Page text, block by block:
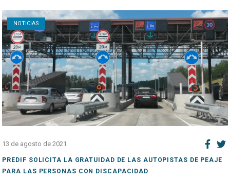
NOTICIAS
Open post
13 de agosto de 2021
PREDIF SOLICITA LA GRATUIDAD DE LAS AUTOPISTAS DE PEAJE
PARA LAS PERSONAS CON DISCAPACIDAD